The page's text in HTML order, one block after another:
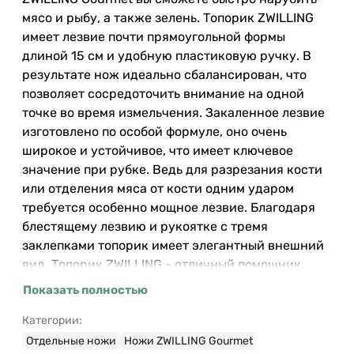
мясо и рыбу, а также зелень. Топорик ZWILLING
имеет лезвие почти прямоугольной формы
длиной 15 см и удобную пластиковую ручку. В
результате нож идеально сбалансирован, что
позволяет сосредоточить внимание на одной
точке во время измельчения. Закаленное лезвие
изготовлено по особой формуле, оно очень
широкое и устойчивое, что имеет ключевое
значение при рубке. Ведь для разрезания кости
или отделения мяса от кости одним ударом
требуется особенно мощное лезвие. Благодаря
блестящему лезвию и рукоятке с тремя
заклепками топорик имеет элегантный внешний
вид. Топорик ZWILLING - отличный помощник,
особенно для тех, кто предпочитает использовать
продукты или собственное фермерское мясо.
Показать полностью
Категории:
Отдельные ножи
Ножи ZWILLING Gourmet